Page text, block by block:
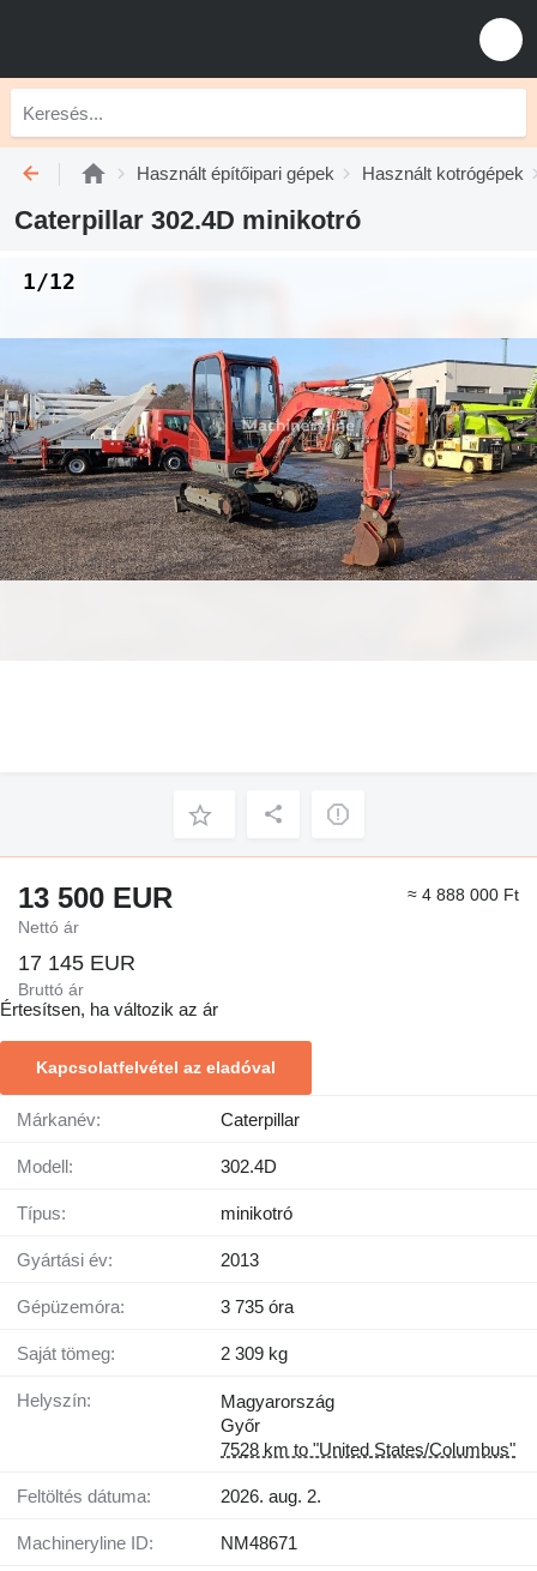
Használt építőipari gépek Használt kotrógépek
Caterpillar 302.4D minikotró
1/12
13 500 EUR
Nettó ár
≈ 4 888 000 Ft
17 145 EUR
Bruttó ár
Értesítsen, ha változik az ár
Kapcsolatfelvétel az eladóval
Márkanév: Caterpillar
Modell: 302.4D
Típus: minikotró
Gyártási év: 2013
Gépüzemóra: 3 735 óra
Saját tömeg: 2 309 kg
Helyszín:
Magyarország
Győr
7528 km to "United States/Columbus"
Feltöltés dátuma: 2026. aug. 2.
Machineryline ID: NM48671